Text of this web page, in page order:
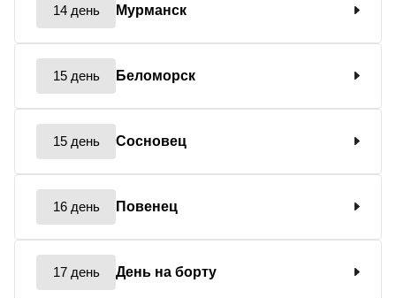
14 день Мурманск
15 день Беломорск
15 день Сосновец
16 день Повенец
17 день День на борту